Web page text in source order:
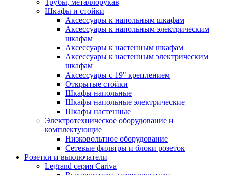
Шкафы и стойки
Аксессуары к напольным шкафам
Аксессуары к напольным электрическим
шкафам
Аксессуары к настенным шкафам
Аксессуары к настенным электрическим
шкафам
Аксессуары с 19" креплением
Открытые стойки
Шкафы напольные
Шкафы напольные электрические
Шкафы настенные
Электротехническое оборудование и
комплектующие
Низковольтное оборудование
Сетевые фильтры и блоки розеток
Розетки и выключатели
Legrand серия Cariva